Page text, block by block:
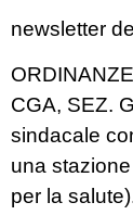
newsletter
CGA, SEZ.
sindacale
una
per la